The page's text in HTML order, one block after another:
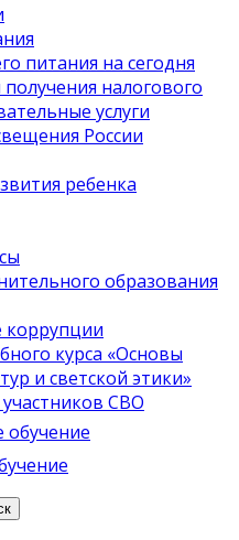
питания на сегодня
налогового
услуги
России
ребенка
образования
коррупции
курса «Основы
и светской этики»
СВО